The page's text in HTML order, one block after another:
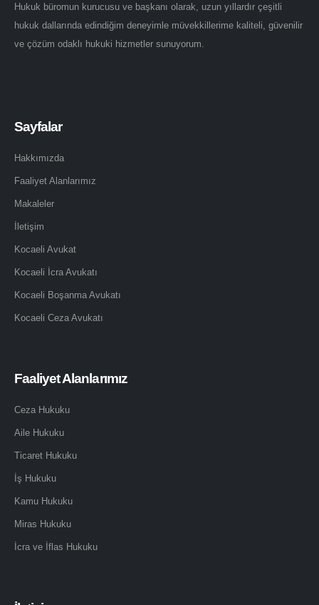
Hukuk büromun kurucusu ve başkanı olarak, uzun yıllardır çeşitli
hukuk dallarında edindiğim deneyimle müvekkillerime kaliteli, güvenilir
ve çözüm odaklı hukuki hizmetler sunuyorum.
Sayfalar
Hakkımızda
Faaliyet Alanlarımız
Makaleler
İletişim
Kocaeli Avukat
Kocaeli İcra Avukatı
Kocaeli Boşanma Avukatı
Kocaeli Ceza Avukatı
Faaliyet Alanlarımız
Ceza Hukuku
Aile Hukuku
Ticaret Hukuku
İş Hukuku
Kamu Hukuku
Miras Hukuku
İcra ve İflas Hukuku